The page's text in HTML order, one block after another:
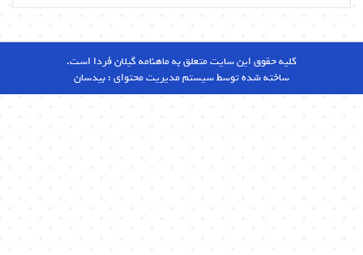
کلیه حقوق این سایت متعلق به ماهنامه گیلان فردا است.
ساخته شده توسط سیستم مدیریت محتوای :بیدسان